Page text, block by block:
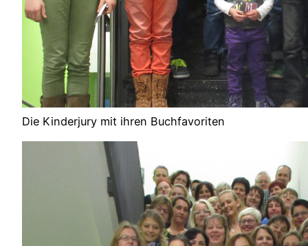
Die Kinderjury mit ihren Buchfavoriten